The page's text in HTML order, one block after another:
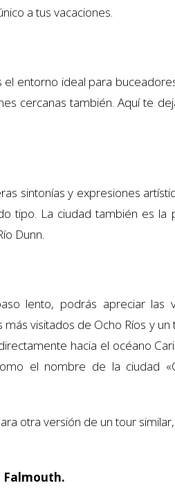
a tus vacaciones.
el entorno ideal para
cercanas también. Aquí te
sintonías y expresiones
tipo. La ciudad también es la
Dunn.
lento, podrás apreciar las
visitados de Ocho Ríos y un
hacia el océano
el nombre de la ciudad
otra versión de un tour
Falmouth.